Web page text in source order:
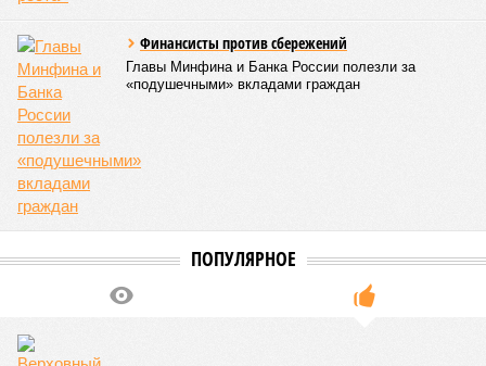
Финансисты против сбережений
Главы Минфина и Банка России полезли за
«подушечными» вкладами граждан
ПОПУЛЯРНОЕ